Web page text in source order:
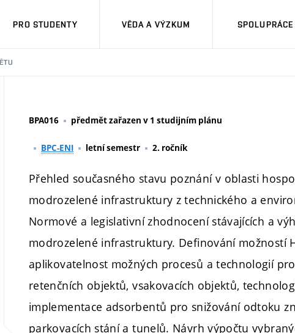
PRO STUDENTY VĚDA A VÝZKUM
BPA016 předmět zařazen v 1 studijním plánu
BPC-ENI letní semestr 2. ročník
Přehled současného stavu poznání v oblasti
modrozelené infrastruktury z technického a
Normové a legislativní zhodnocení stávajících a
modrozelené infrastruktury. Definování možností
aplikovatelnost možných procesů a technologií
retenčních objektů, vsakovacích objektů,
implementace adsorbentů pro snižování odtoku
parkovacích stání a tunelů. Návrh výpočtu